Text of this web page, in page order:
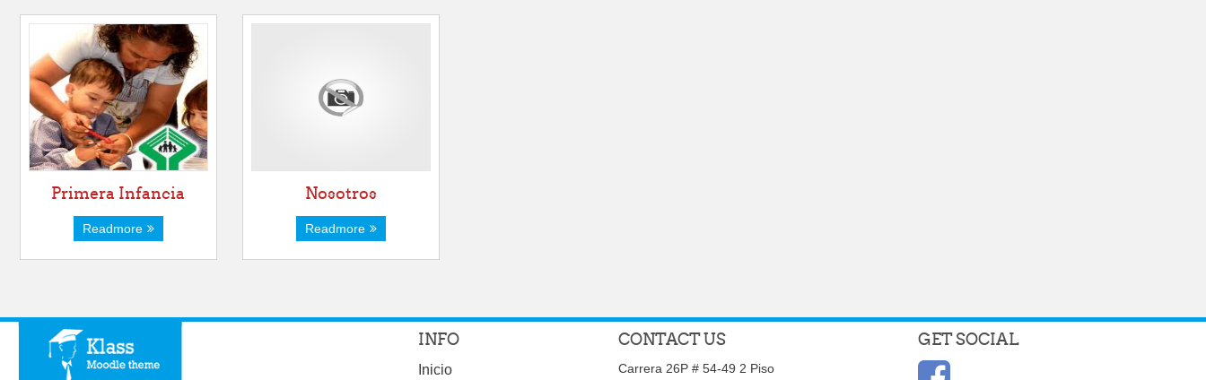
Primera Infancia
Readmore
Nosotros
Readmore
INFO
Inicio
CONTACT US
Carrera 26P # 54-49 2 Piso
GET SOCIAL